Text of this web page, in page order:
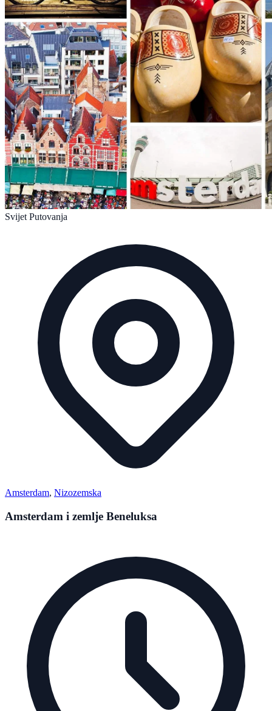
Svijet Putovanja
Amsterdam, Nizozemska
Amsterdam i zemlje Beneluksa